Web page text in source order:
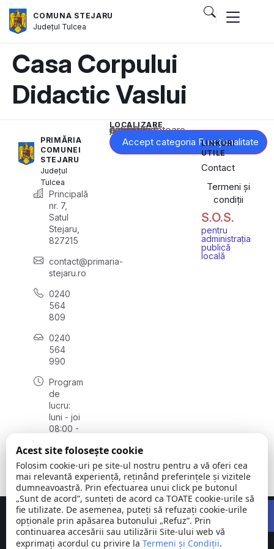
COMUNA STEJARU
Județul Tulcea
Casa Corpului
Didactic Vaslui
PRIMĂRIA
COMUNEI
STEJARU
Județul
Tulcea
Principală
nr. 7,
Satul
Stejaru,
827215
contact@primaria-
stejaru.ro
0240
564
809
0240
564
990
Program
de
lucru:
luni - joi
08:00 -
vineri
08:00 -
14:00
LOCALIZARE
Acest conținut este blocat până când acceptați categoria corespunzătoare de cookie-uri.
Accept categoria Funcționalitate
LINKURI
UTILE
Contact
Termeni și
condiții
S.O.S.
pentru
administrația
publică
locală
Comuna © Toate
Concept realizat deBig Media Relații Publice SRL
Acest site folosește cookie
Folosim cookie-uri pe site-ul nostru pentru a vă oferi cea
mai relevantă experiență, reținând preferințele și vizitele
dumneavoastră. Prin efectuarea unui click pe butonul
„Sunt de acord”, sunteți de acord ca TOATE cookie-urile să
fie utilizate. De asemenea, puteți să refuzați cookie-urile
opționale prin apăsarea butonului „Refuz”. Prin
continuarea accesării sau utilizării Site-ului web vă
exprimați acordul cu privire la Termeni și Condiții.